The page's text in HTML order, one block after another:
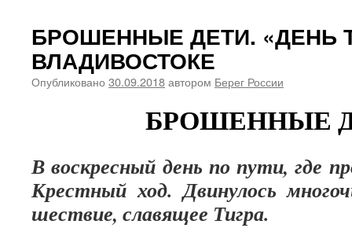
БРОШЕННЫЕ ДЕТИ. «ДЕНЬ
ВЛАДИВОСТОКЕ
Опубликовано 30.09.2018автором Берег России
БРОШЕННЫЕ
В воскресный день по пути, где
Крестный ход. Двинулось
шествие, славящее Тигра.